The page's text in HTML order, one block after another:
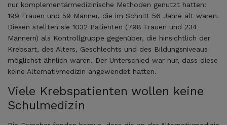
nur komplementärmedizinische Methoden genutzt hatten:
199 Frauen und 59 Männer, die im Schnitt 56 Jahre alt waren.
Diesen stellten sie 1032 Patienten (798 Frauen und 234
Männern) als Kontrollgruppe gegenüber, die hinsichtlich der
Krebsart, des Alters, Geschlechts und des Bildungsniveaus
möglichst ähnlich waren. Der Unterschied war nur, dass diese
keine Alternativmedizin angewendet hatten.
Viele Krebspatienten wollen keine
Schulmedizin